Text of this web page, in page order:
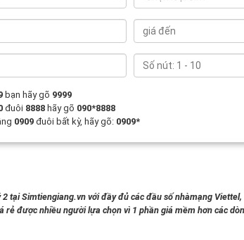
bạn hãy gõ 9999
đuôi 8888 hãy gõ 090*8888
0909 đuôi bất kỳ, hãy gõ: 0909*
2 tại Simtiengiang.vn với đầy đủ các đầu số nhàmạng
rẻ được nhiều người lựa chọn vì 1 phần giá mềm hơn các